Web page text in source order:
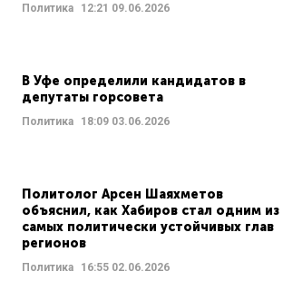
Политика 12:21 09.06.2026
В Уфе определили кандидатов в
депутаты горсовета
Политика 18:09 03.06.2026
Политолог Арсен Шаяхметов
объяснил, как Хабиров стал одним из
самых политически устойчивых глав
регионов
Политика 16:55 02.06.2026